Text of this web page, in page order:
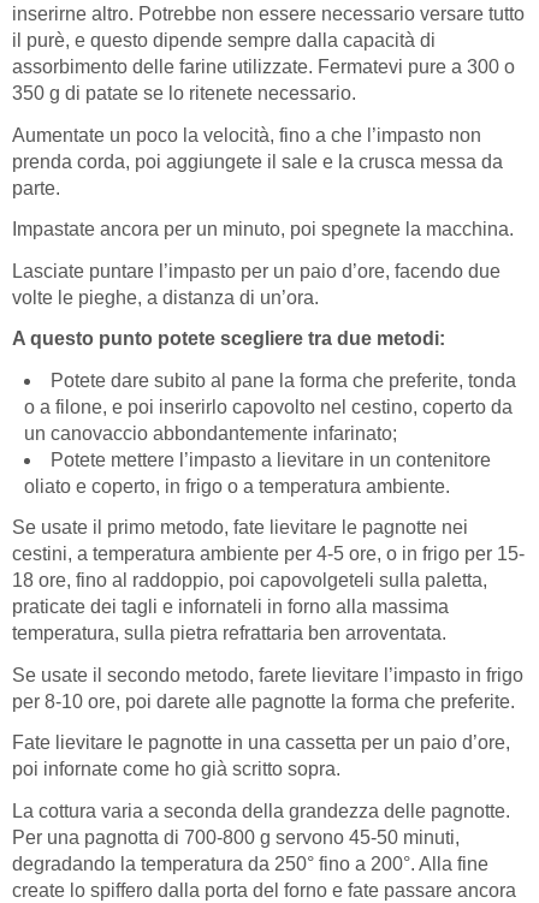
inserirne altro. Potrebbe non essere necessario versare tutto
il purè, e questo dipende sempre dalla capacità di
assorbimento delle farine utilizzate. Fermatevi pure a 300 o
350 g di patate se lo ritenete necessario.
Aumentate un poco la velocità, fino a che l’impasto non
prenda corda, poi aggiungete il sale e la crusca messa da
parte.
Impastate ancora per un minuto, poi spegnete la macchina.
Lasciate puntare l’impasto per un paio d’ore, facendo due
volte le pieghe, a distanza di un’ora.
A questo punto potete scegliere tra due metodi:
Potete dare subito al pane la forma che preferite, tonda
o a filone, e poi inserirlo capovolto nel cestino, coperto da
un canovaccio abbondantemente infarinato;
Potete mettere l’impasto a lievitare in un contenitore
oliato e coperto, in frigo o a temperatura ambiente.
Se usate il primo metodo, fate lievitare le pagnotte nei
cestini, a temperatura ambiente per 4-5 ore, o in frigo per 15-
18 ore, fino al raddoppio, poi capovolgeteli sulla paletta,
praticate dei tagli e infornateli in forno alla massima
temperatura, sulla pietra refrattaria ben arroventata.
Se usate il secondo metodo, farete lievitare l’impasto in frigo
per 8-10 ore, poi darete alle pagnotte la forma che preferite.
Fate lievitare le pagnotte in una cassetta per un paio d’ore,
poi infornate come ho già scritto sopra.
La cottura varia a seconda della grandezza delle pagnotte.
Per una pagnotta di 700-800 g servono 45-50 minuti,
degradando la temperatura da 250° fino a 200°. Alla fine
create lo spiffero dalla porta del forno e fate passare ancora